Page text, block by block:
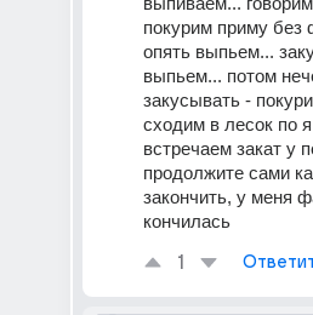
покурим приму без
опять выпьем...
выпьем... потом
закусывать -
сходим в лесок по
встречаем закат у
продолжите сами
закончить, у меня
кончилась
1